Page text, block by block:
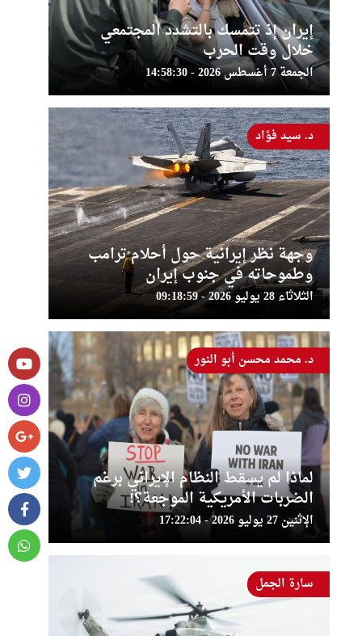
إيران إذ تتمسك بالتشدد المجتمعي
خلال وقت الحرب
الجمعة 7 أغسطس 2026 - 14:58:30
وجهة نظر إيرانية حول أحلام ترامب
وطموحاته في جنوب إيران
الثلاثاء 28 يوليو 2026 - 09:18:59
د. سيد فؤاد
لماذا لم يسقط النظام الإيراني برغم
الضربات الأمريكية الموجعة؟!
الإثنين 27 يوليو 2026 - 17:22:04
د. محمد محسن أبو النور
سارة الجمل